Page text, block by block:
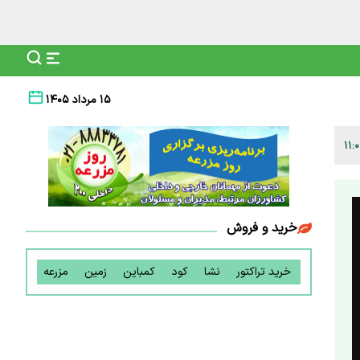
۱۵ مرداد ۱۴۰۵
خرید و فروش
خرید تراکتور نشا کود کمباین زمین مزرعه